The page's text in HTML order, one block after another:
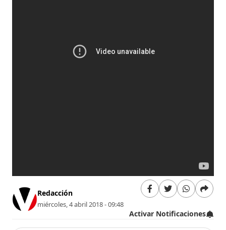
Redacción
miércoles, 4 abril 2018 - 09:48
Activar Notificaciones